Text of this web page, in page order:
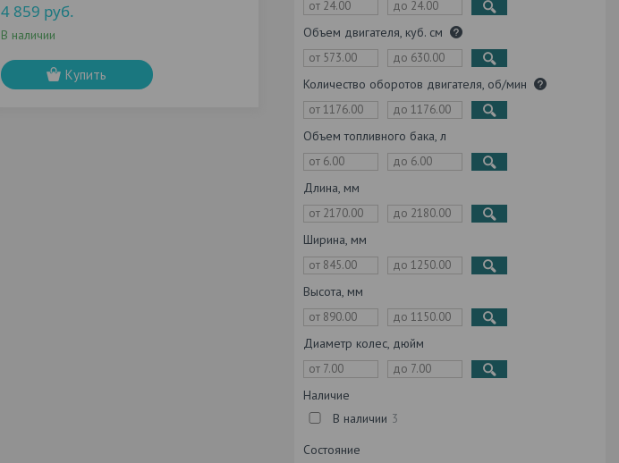
4 859 руб.
В наличии
Купить
Объем двигателя, куб. см
Количество оборотов двигателя, об/мин
Объем топливного бака, л
Длина, мм
Ширина, мм
Высота, мм
Диаметр колес, дюйм
Наличие
В наличии 3
Состояние